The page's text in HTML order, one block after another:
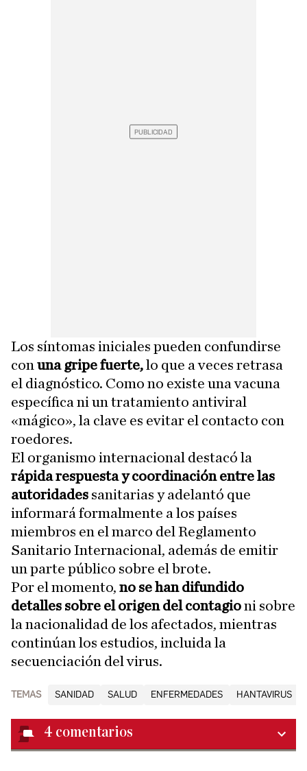
Los síntomas iniciales pueden confundirse
con una gripe fuerte,lo que a veces retrasa
el diagnóstico. Como no existe una vacuna
específica ni un tratamiento antiviral
«mágico», la clave es evitar el contacto con
roedores.
El organismo internacional destacó la
rápida respuesta y coordinación entre las
autoridades sanitarias y adelantó que
informará formalmente a los países
miembros en el marco del Reglamento
Sanitario Internacional, además de emitir
un parte público sobre el brote.
Por el momento, no se han difundido
detalles sobre el origen del contagioni sobre
la nacionalidad de los afectados, mientras
continúan los estudios, incluida la
secuenciación del virus.
TEMAS SANIDAD SALUD ENFERMEDADES HANTAVIRUS
4 comentarios